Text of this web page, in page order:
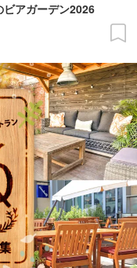
ビアガーデン2026